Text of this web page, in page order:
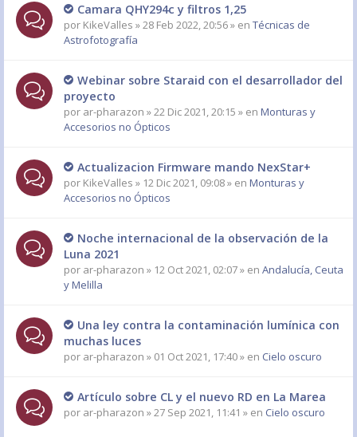
Camara QHY294c y filtros 1,25
por KikeValles » 28 Feb 2022, 20:56 » en Técnicas de
Astrofotografía
Webinar sobre Staraid con el desarrollador del
proyecto
por ar-pharazon » 22 Dic 2021, 20:15 » en Monturas y
Accesorios no Ópticos
Actualizacion Firmware mando NexStar+
por KikeValles » 12 Dic 2021, 09:08 » en Monturas y
Accesorios no Ópticos
Noche internacional de la observación de la
Luna 2021
por ar-pharazon » 12 Oct 2021, 02:07 » en Andalucía, Ceuta
y Melilla
Una ley contra la contaminación lumínica con
muchas luces
por ar-pharazon » 01 Oct 2021, 17:40 » en Cielo oscuro
Artículo sobre CL y el nuevo RD en La Marea
por ar-pharazon » 27 Sep 2021, 11:41 » en Cielo oscuro